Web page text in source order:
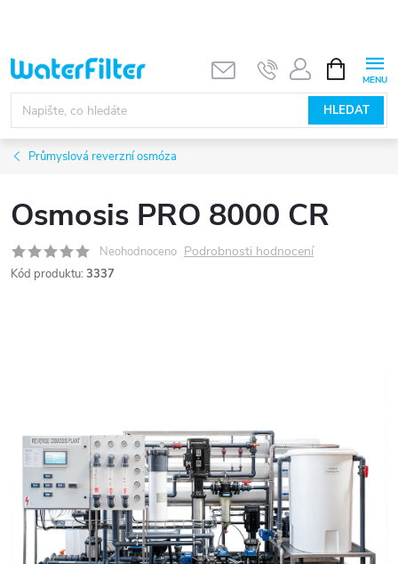
obsah
HLEDAT
NÁKUPNÍ
KOŠÍK
Průmyslová reverzní osmóza
Osmosis PRO 8000 CR
Neohodnoceno Podrobnosti hodnocení
Kód produktu: 3337